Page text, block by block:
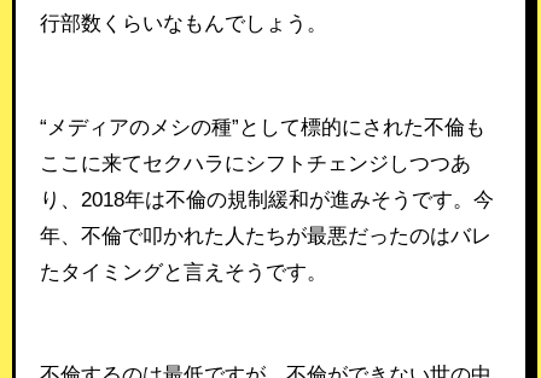
行部数くらいなもんでしょう。
“メディアのメシの種”として標的にされた不倫も
ここに来てセクハラにシフトチェンジしつつあ
り、2018年は不倫の規制緩和が進みそうです。今
年、不倫で叩かれた人たちが最悪だったのはバレ
たタイミングと言えそうです。